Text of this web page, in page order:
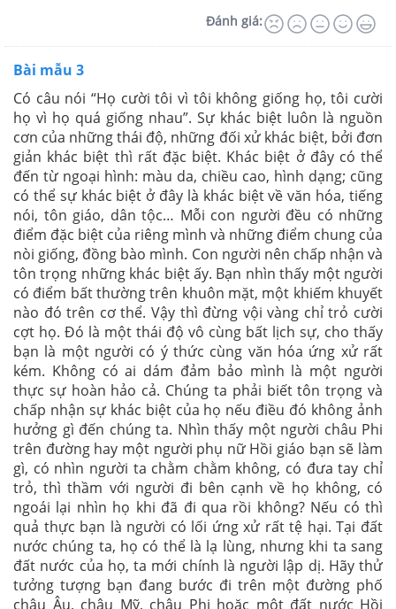
Đánh giá:
Bài mẫu 3
Có câu nói “Họ cười tôi vì tôi không giống họ, tôi cười
họ vì họ quá giống nhau”. Sự khác biệt luôn là nguồn
cơn của những thái độ, những đối xử khác biệt, bởi đơn
giản khác biệt thì rất đặc biệt. Khác biệt ở đây có thể
đến từ ngoại hình: màu da, chiều cao, hình dạng; cũng
có thể sự khác biệt ở đây là khác biệt về văn hóa, tiếng
nói, tôn giáo, dân tộc… Mỗi con người đều có những
điểm đặc biệt của riêng mình và những điểm chung của
nòi giống, đồng bào mình. Con người nên chấp nhận và
tôn trọng những khác biệt ấy. Bạn nhìn thấy một người
có điểm bất thường trên khuôn mặt, một khiếm khuyết
nào đó trên cơ thể. Vậy thì đừng vội vàng chỉ trỏ cười
cợt họ. Đó là một thái độ vô cùng bất lịch sự, cho thấy
bạn là một người có ý thức cùng văn hóa ứng xử rất
kém. Không có ai dám đảm bảo mình là một người
thực sự hoàn hảo cả. Chúng ta phải biết tôn trọng và
chấp nhận sự khác biệt của họ nếu điều đó không ảnh
hưởng gì đến chúng ta. Nhìn thấy một người châu Phi
trên đường hay một người phụ nữ Hồi giáo bạn sẽ làm
gì, có nhìn người ta chằm chằm không, có đưa tay chỉ
trỏ, thì thầm với người đi bên cạnh về họ không, có
ngoái lại nhìn họ khi đã đi qua rồi không? Nếu có thì
quả thực bạn là người có lối ứng xử rất tệ hại. Tại đất
nước chúng ta, họ có thể là lạ lùng, nhưng khi ta sang
đất nước của họ, ta mới chính là người lập dị. Hãy thử
tưởng tượng bạn đang bước đi trên một đường phố
châu Âu, châu Mỹ, châu Phi hoặc một đất nước Hồi